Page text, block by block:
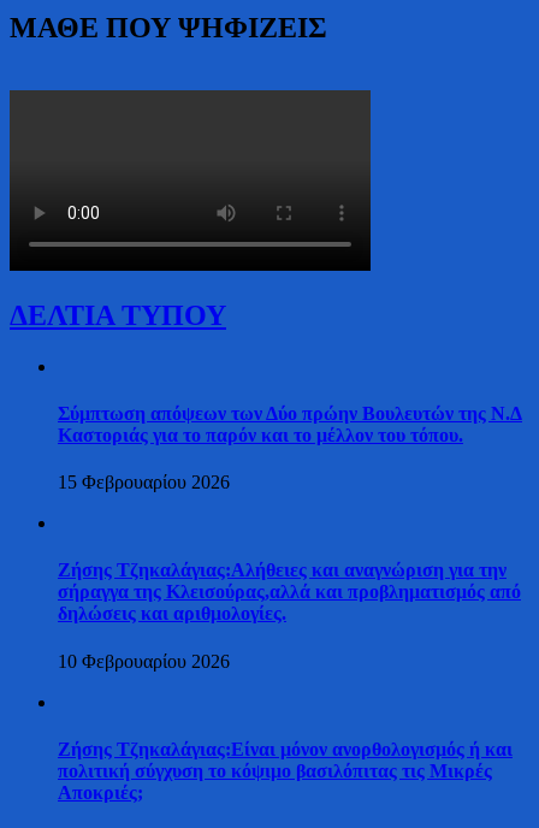
ΜΑΘΕ ΠΟΥ ΨΗΦΙΖΕΙΣ
ΔΕΛΤΙΑ ΤΥΠΟΥ
Σύμπτωση απόψεων των Δύο πρώην Βουλευτών της Ν.Δ
Καστοριάς για το παρόν και το μέλλον του τόπου.
15 Φεβρουαρίου 2026
Ζήσης Τζηκαλάγιας:Αλήθειες και αναγνώριση για την
σήραγγα της Κλεισούρας,αλλά και προβληματισμός από
δηλώσεις και αριθμολογίες.
10 Φεβρουαρίου 2026
Ζήσης Τζηκαλάγιας:Είναι μόνον ανορθολογισμός ή και
πολιτική σύγχυση το κόψιμο βασιλόπιτας τις Μικρές
Αποκριές;